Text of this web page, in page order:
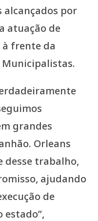
alcançados por
atuação de
à frente da
Municipalistas.
grandes
Orleans
trabalho,
ajudando
de